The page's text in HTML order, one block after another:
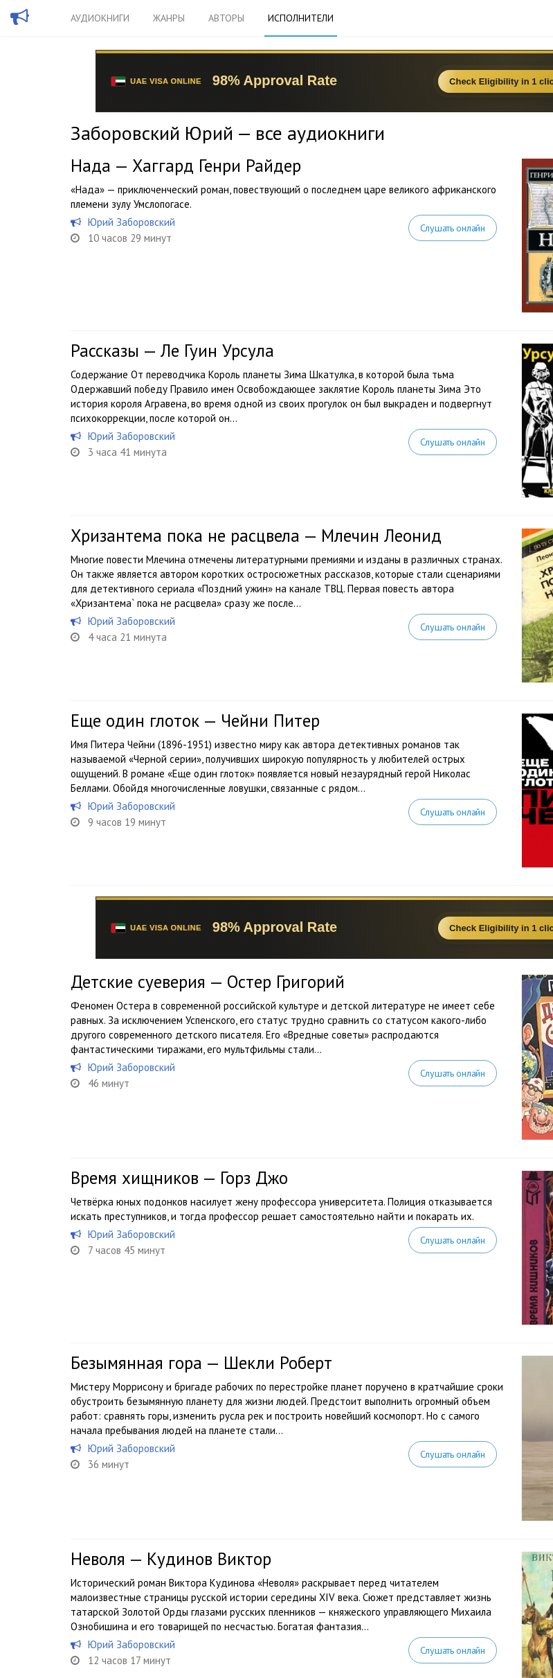
АУДИОКНИГИ ЖАНРЫ АВТОРЫ ИСПОЛНИТЕЛИ
Заборовский Юрий — все аудиокниги
Нада — Хаггард Генри Райдер
«Нада» — приключенческий роман, повествующий о последнем царе великого африканского
племени зулу Умслопогасе.
Юрий Заборовский
10 часов 29 минут
Слушать онлайн
Рассказы — Ле Гуин Урсула
Содержание От переводчика Король планеты Зима Шкатулка, в которой была тьма
Одержавший победу Правило имен Освобождающее заклятие Король планеты Зима Это
история короля Агравена, во время одной из своих прогулок он был выкраден и подвергнут
психокоррекции, после которой он...
Юрий Заборовский
3 часа 41 минута
Слушать онлайн
Хризантема пока не расцвела — Млечин Леонид
Многие повести Млечина отмечены литературными премиями и изданы в различных странах.
Он также является автором коротких остросюжетных рассказов, которые стали сценариями
для детективного сериала «Поздний ужин» на канале ТВЦ. Первая повесть автора
«Хризантема` пока не расцвела» сразу же после...
Юрий Заборовский
4 часа 21 минута
Слушать онлайн
Еще один глоток — Чейни Питер
Имя Питера Чейни (1896-1951) известно миру как автора детективных романов так
называемой «Черной серии», получивших широкую популярность у любителей острых
ощущений. В романе «Еще один глоток» появляется новый незаурядный герой Николас
Беллами. Обойдя многочисленные ловушки, связанные с рядом...
Юрий Заборовский
9 часов 19 минут
Слушать онлайн
Детские суеверия — Остер Григорий
Феномен Остера в современной российской культуре и детской литературе не имеет себе
равных. За исключением Успенского, его статус трудно сравнить со статусом какого-либо
другого современного детского писателя. Его «Вредные советы» распродаются
фантастическими тиражами, его мультфильмы стали...
Юрий Заборовский
46 минут
Слушать онлайн
Время хищников — Горз Джо
Четвёрка юных подонков насилует жену профессора университета. Полиция отказывается
искать преступников, и тогда профессор решает самостоятельно найти и покарать их.
Юрий Заборовский
7 часов 45 минут
Слушать онлайн
Безымянная гора — Шекли Роберт
Мистеру Моррисону и бригаде рабочих по перестройке планет поручено в кратчайшие сроки
обустроить безымянную планету для жизни людей. Предстоит выполнить огромный объем
работ: сравнять горы, изменить русла рек и построить новейший космопорт. Но с самого
начала пребывания людей на планете стали...
Юрий Заборовский
36 минут
Слушать онлайн
Неволя — Кудинов Виктор
Исторический роман Виктора Кудинова «Неволя» раскрывает перед читателем
малоизвестные страницы русской истории середины XIV века. Сюжет представляет жизнь
татарской Золотой Орды глазами русских пленников — княжеского управляющего Михаила
Ознобишина и его товарищей по несчастью. Богатая фантазия...
Юрий Заборовский
12 часов 17 минут
Слушать онлайн